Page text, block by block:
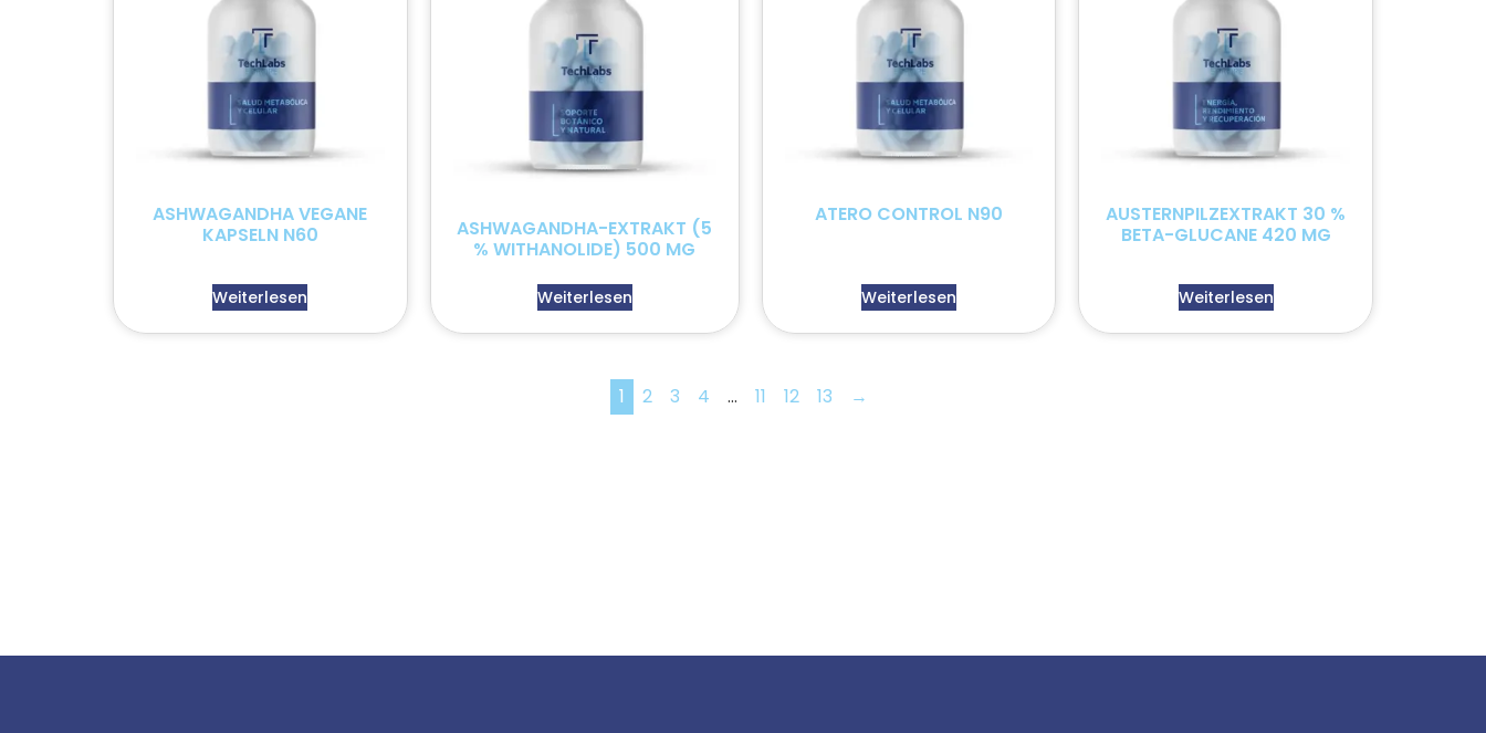
ASHWAGANDHA VEGANE
KAPSELN N60
Weiterlesen
ASHWAGANDHA-EXTRAKT (5
% WITHANOLIDE) 500 MG
Weiterlesen
ATERO CONTROL N90
Weiterlesen
AUSTERNPILZEXTRAKT 30 %
BETA-GLUCANE 420 MG
Weiterlesen
1 2 3 4 … 11 12 13 →